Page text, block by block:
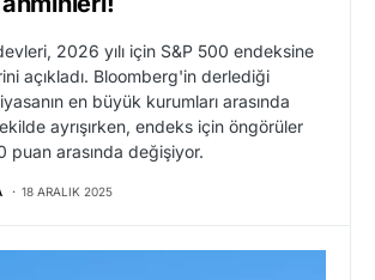
2026 yılı için S&P 500 endeksine
açıkladı. Bloomberg'in derlediği
en büyük kurumları arasında
ayrışırken, endeks için öngörüler
puan arasında değişiyor.
18 ARALIK 2025